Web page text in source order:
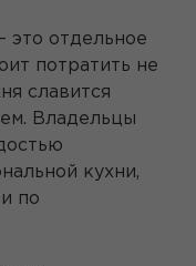
это отдельное
потратить не
славится
Владельцы
кухни,
по